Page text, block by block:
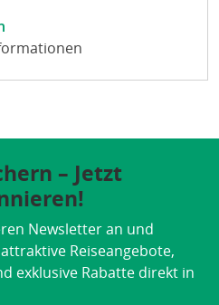
– Jetzt
Newsletter an und
Reiseangebote,
exklusive Rabatte direkt in